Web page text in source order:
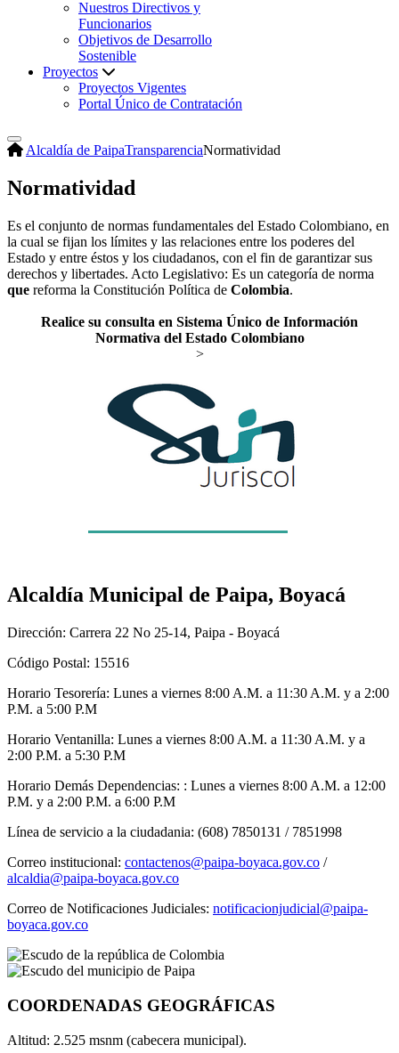
Nuestros Directivos y
Funcionarios
Objetivos de Desarrollo
Sostenible
Proyectos
Proyectos Vigentes
Portal Único de Contratación
Alcaldía de PaipaTransparenciaNormatividad
Normatividad
Es el conjunto de normas fundamentales del Estado Colombiano, en
la cual se fijan los límites y las relaciones entre los poderes del
Estado y entre éstos y los ciudadanos, con el fin de garantizar sus
derechos y libertades. Acto Legislativo: Es un categoría de norma
que reforma la Constitución Política de Colombia.
Realice su consulta en Sistema Único de Información
Normativa del Estado Colombiano
>
Alcaldía Municipal de Paipa, Boyacá
Dirección: Carrera 22 No 25-14, Paipa - Boyacá
Código Postal: 15516
Horario Tesorería: Lunes a viernes 8:00 A.M. a 11:30 A.M. y a 2:00
P.M. a 5:00 P.M
Horario Ventanilla: Lunes a viernes 8:00 A.M. a 11:30 A.M. y a
2:00 P.M. a 5:30 P.M
Horario Demás Dependencias: : Lunes a viernes 8:00 A.M. a 12:00
P.M. y a 2:00 P.M. a 6:00 P.M
Línea de servicio a la ciudadania: (608) 7850131 / 7851998
Correo institucional: contactenos@paipa-boyaca.gov.co /
alcaldia@paipa-boyaca.gov.co
Correo de Notificaciones Judiciales: notificacionjudicial@paipa-
boyaca.gov.co
COORDENADAS GEOGRÁFICAS
Altitud: 2.525 msnm (cabecera municipal).